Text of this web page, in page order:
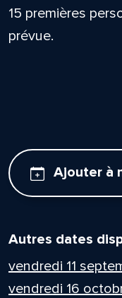
15 premières
prévue.
Ajouter à
Autres dates
vendredi 11
vendredi 16